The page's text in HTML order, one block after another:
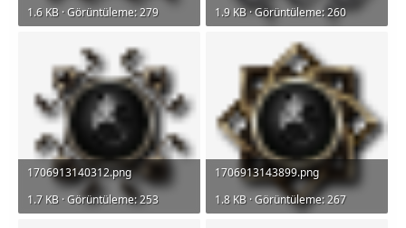
1.6 KB · Görüntüleme: 279
1.9 KB · Görüntüleme: 260
1706913140312.png
1.7 KB · Görüntüleme: 253
1706913143899.png
1.8 KB · Görüntüleme: 267